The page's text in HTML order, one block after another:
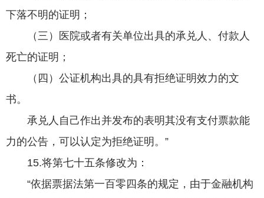
下落不明的证明；
（三）医院或者有关单位出具的承兑人、付款人
死亡的证明；
（四）公证机构出具的具有拒绝证明效力的文
书。
承兑人自己作出并发布的表明其没有支付票款能
力的公告，可以认定为拒绝证明。”
15.将第七十五条修改为：
“依据票据法第一百零四条的规定，由于金融机构